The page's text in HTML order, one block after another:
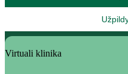
Virtuali klinika